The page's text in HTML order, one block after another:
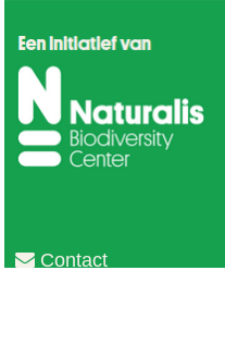
Contact